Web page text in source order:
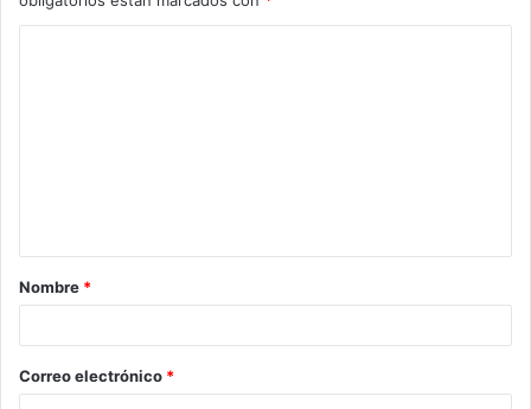
a
r
*
Nombre *
Correo electrónico *